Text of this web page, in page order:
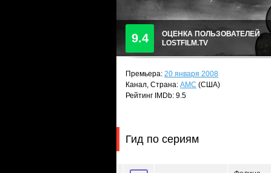
9.4
ОЦЕНКА ПОЛЬЗОВАТЕЛЕЙ
LOSTFILM.TV
Премьера: 20 января 2008
Канал, Страна: AMC (США)
Рейтинг IMDb: 9.5
Гид по сериям